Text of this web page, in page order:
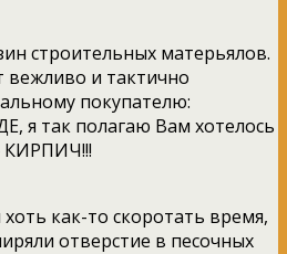
строительных матерьялов.
вежливо и тактично
покупателю:
я так полагаю Вам хотелось
КИРПИЧ!!!
как-то скоротать время,
отверстие в песочных